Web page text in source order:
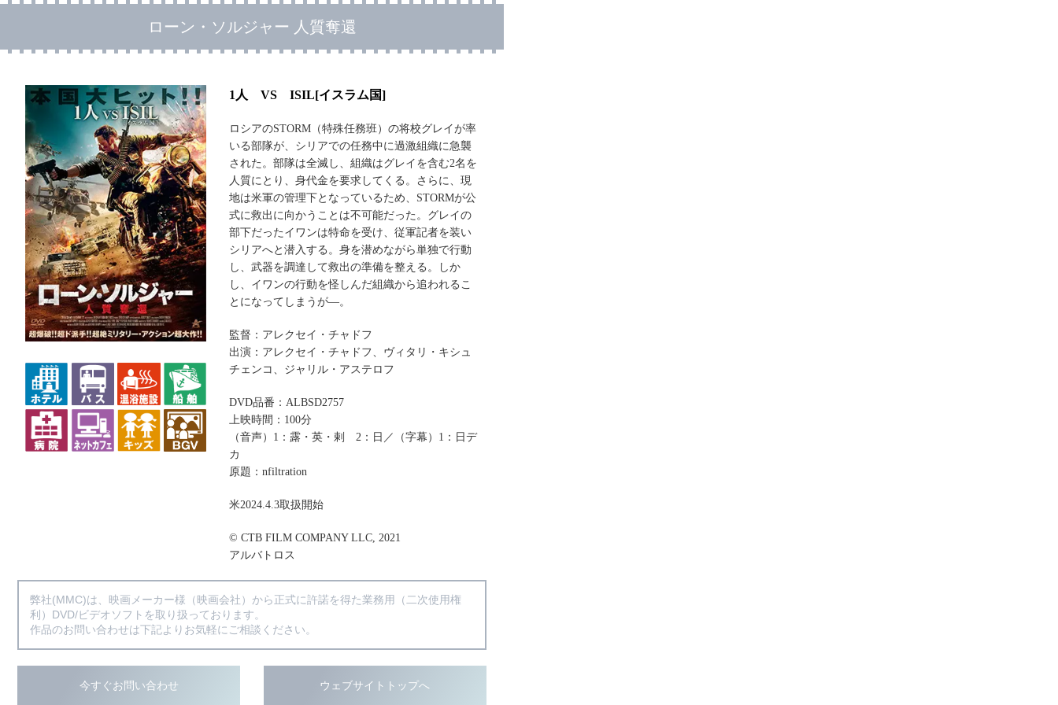
ローン・ソルジャー 人質奪還
1人 VS ISIL[イスラム国]
ロシアのSTORM（特殊任務班）の将校グレイが率
いる部隊が、シリアでの任務中に過激組織に急襲
された。部隊は全滅し、組織はグレイを含む2名を
人質にとり、身代金を要求してくる。さらに、現
地は米軍の管理下となっているため、STORMが公
式に救出に向かうことは不可能だった。グレイの
部下だったイワンは特命を受け、従軍記者を装い
シリアへと潜入する。身を潜めながら単独で行動
し、武器を調達して救出の準備を整える。しか
し、イワンの行動を怪しんだ組織から追われるこ
とになってしまうが―。
監督：アレクセイ・チャドフ
出演：アレクセイ・チャドフ、ヴィタリ・キシュ
チェンコ、ジャリル・アステロフ
DVD品番：ALBSD2757
上映時間：100分
（音声）1：露・英・剌 2：日／（字幕）1：日デ
カ
原題：nfiltration
米2024.4.3取扱開始
© CTB FILM COMPANY LLC, 2021
アルバトロス
弊社(MMC)は、映画メーカー様（映画会社）から正式に許諾を得た業務用（二次使用権
利）DVD/ビデオソフトを取り扱っております。
作品のお問い合わせは下記よりお気軽にご相談ください。
今すぐお問い合わせ ウェブサイトトップへ